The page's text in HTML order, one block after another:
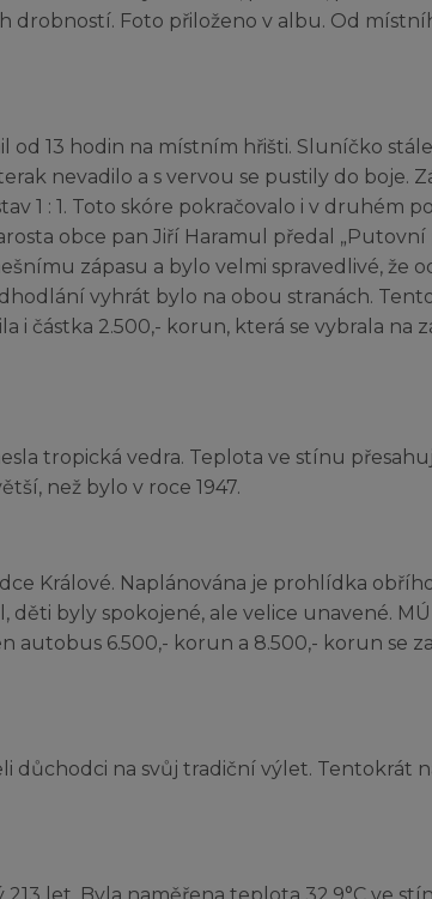
drobností. Foto přiloženo v albu. Od
od 13 hodin na místním hřišti. Sluníčko
nevadilo a s vervou se pustily do boje.
1 : 1. Toto skóre pokračovalo i v druhém
obce pan Jiří Haramul předal
zápasu a bylo velmi spravedlivé, že
vyhrát bylo na obou stranách.
i částka 2.500,- korun, která se vybrala na
tropická vedra. Teplota ve stínu
než bylo v roce 1947.
Králové. Naplánována je prohlídka
děti byly spokojené, ale velice unavené.
autobus 6.500,- korun a 8.500,- korun se
důchodci na svůj tradiční výlet. Tentokrát